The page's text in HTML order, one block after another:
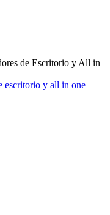
de Escritorio y All in
escritorio y all in one